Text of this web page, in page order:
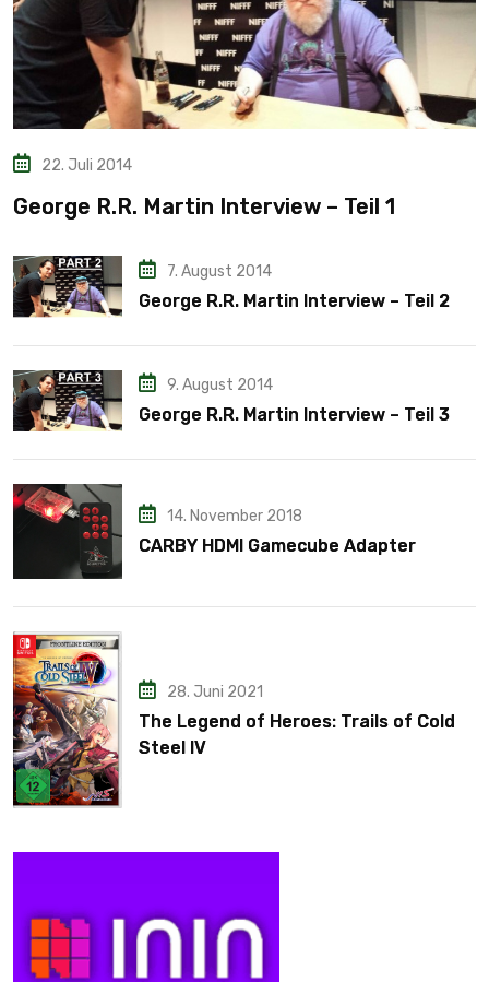
22. Juli 2014
George R.R. Martin Interview – Teil 1
7. August 2014
George R.R. Martin Interview – Teil 2
9. August 2014
George R.R. Martin Interview – Teil 3
14. November 2018
CARBY HDMI Gamecube Adapter
28. Juni 2021
The Legend of Heroes: Trails of Cold
Steel IV